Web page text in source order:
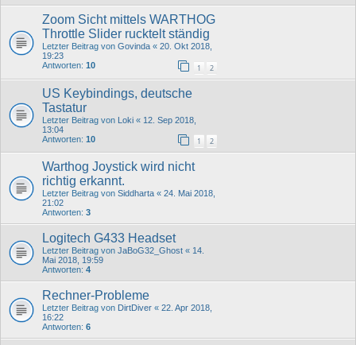
Zoom Sicht mittels WARTHOG
Throttle Slider rucktelt ständig
Letzter Beitrag von Govinda « 20. Okt 2018,
19:23
Antworten: 10 1 2
US Keybindings, deutsche
Tastatur
Letzter Beitrag von Loki « 12. Sep 2018,
13:04
Antworten: 10 1 2
Warthog Joystick wird nicht
richtig erkannt.
Letzter Beitrag von Siddharta « 24. Mai 2018,
21:02
Antworten: 3
Logitech G433 Headset
Letzter Beitrag von JaBoG32_Ghost « 14.
Mai 2018, 19:59
Antworten: 4
Rechner-Probleme
Letzter Beitrag von DirtDiver « 22. Apr 2018,
16:22
Antworten: 6